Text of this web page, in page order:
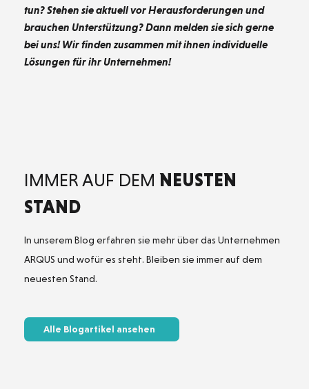
tun? Stehen sie aktuell vor Herausforderungen und
brauchen Unterstützung? Dann melden sie sich gerne
bei uns! Wir finden zusammen mit ihnen individuelle
Lösungen für ihr Unternehmen!
IMMER AUF DEM NEUSTEN
STAND
In unserem Blog erfahren sie mehr über das Unternehmen
ARQUS und wofür es steht. Bleiben sie immer auf dem
neuesten Stand.
Alle Blogartikel ansehen